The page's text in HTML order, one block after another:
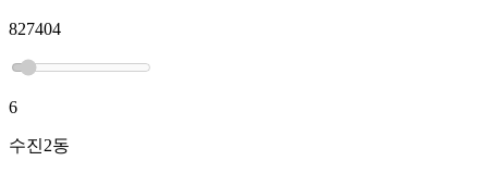
827404
6
수진2동